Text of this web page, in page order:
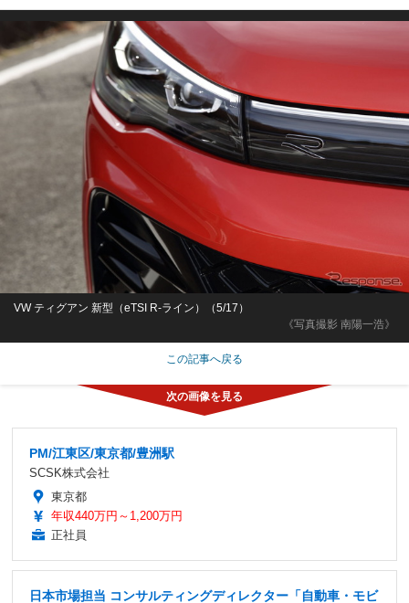
《写真撮影 南陽一浩》
VW ティグアン 新型（eTSI R-ライン）（5/17）
この記事へ戻る
PM/江東区/東京都/豊洲駅
SCSK株式会社
東京都
年収440万円～1,200万円
正社員
日本市場担当 コンサルティングディレクター「自動車・モビ